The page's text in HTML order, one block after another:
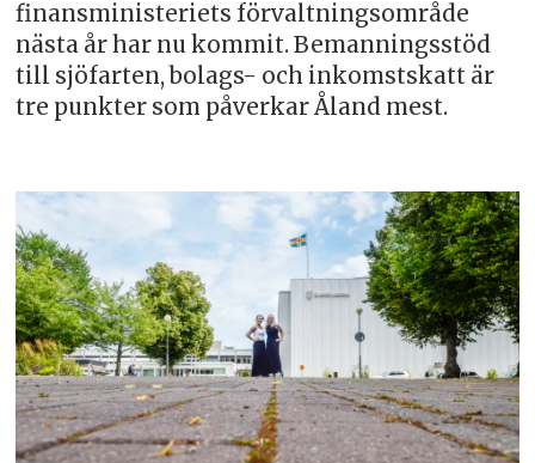
finansministeriets förvaltningsområde
nästa år har nu kommit. Bemanningsstöd
till sjöfarten, bolags- och inkomstskatt är
tre punkter som påverkar Åland mest.